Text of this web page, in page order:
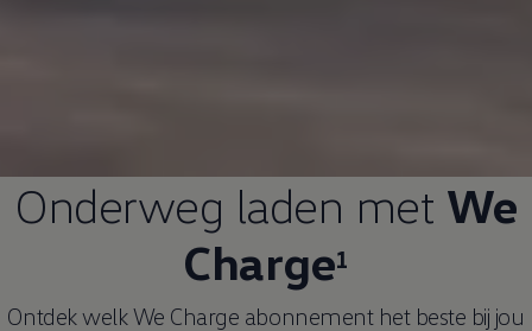
Onderweg laden met We
Charge1
Ontdek welk We Charge abonnement het beste bij jou